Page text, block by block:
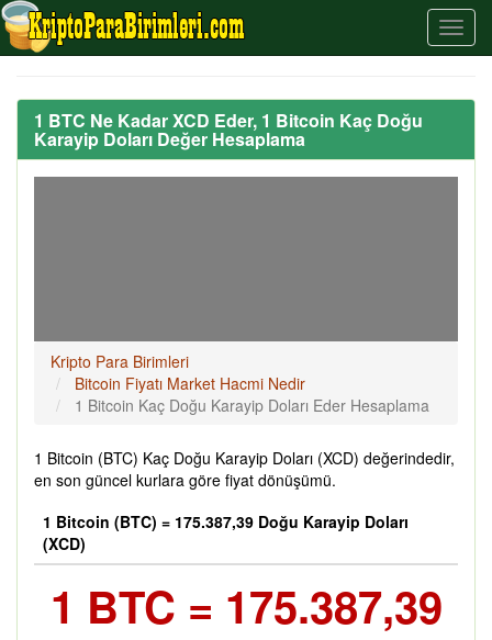
1 BTC Ne Kadar XCD Eder, 1 Bitcoin Kaç Doğu
Karayip Doları Değer Hesaplama
Kripto Para Birimleri
Bitcoin Fiyatı Market Hacmi Nedir
1 Bitcoin Kaç Doğu Karayip Doları Eder Hesaplama
1 Bitcoin (BTC) Kaç Doğu Karayip Doları (XCD) değerindedir,
en son güncel kurlara göre fiyat dönüşümü.
1 Bitcoin (BTC) = 175.387,39 Doğu Karayip Doları
(XCD)
1 BTC = 175.387,39